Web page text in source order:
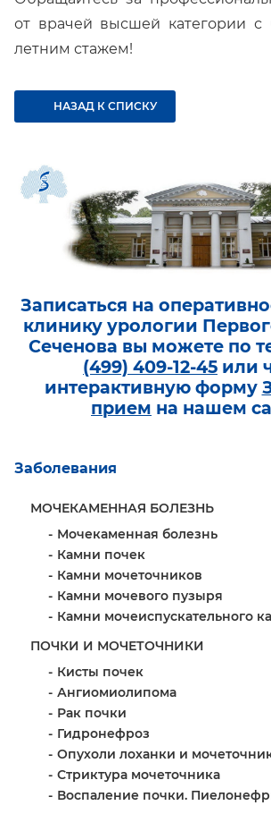
от врачей высшей категории
летним стажем!
НАЗАД К СПИСКУ
Записаться на
клинику урологии
Сеченова вы можете по
(499) 409-12-45 или
интерактивную форму
прием на нашем
Заболевания
МОЧЕКАМЕННАЯ БОЛЕЗНЬ
Мочекаменная болезнь
Камни почек
Камни мочеточников
Камни мочевого пузыря
Камни мочеиспускательного
ПОЧКИ И МОЧЕТОЧНИКИ
Кисты почек
Ангиомиолипома
Рак почки
Гидронефроз
Опухоли лоханки и
Стриктура мочеточника
Воспаление почки.